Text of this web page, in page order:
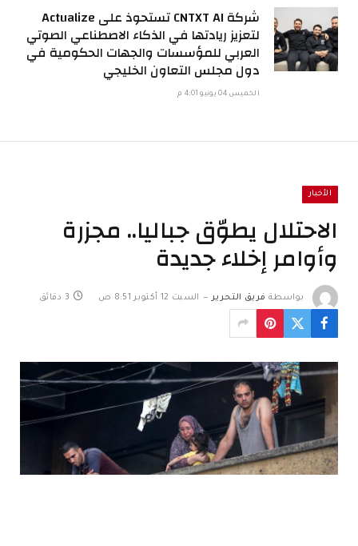
شركة CNTXT AI تستحوذ على Actualize
لتعزيز ريادتها في الذكاء الاصطناعي الصوتي
العربي للمؤسسات والجهات الحكومية في
دول مجلس التعاون الخليجي
الخميس 04 يونيو 4:01 م
الأخبار
الاحتلال يطوّق جباليا.. مجزرة
وأوامر إخلاء جديدة
بواسطة فريق التحرير السبت 12 أكتوبر 8:51 ص 3 دقائق